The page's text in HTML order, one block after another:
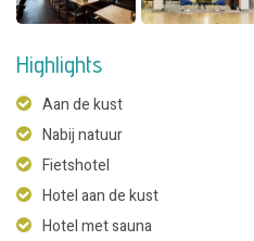
Highlights
Aan de kust
Nabij natuur
Fietshotel
Hotel aan de kust
Hotel met sauna